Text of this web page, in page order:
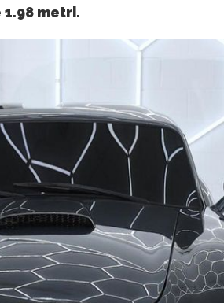
metri.